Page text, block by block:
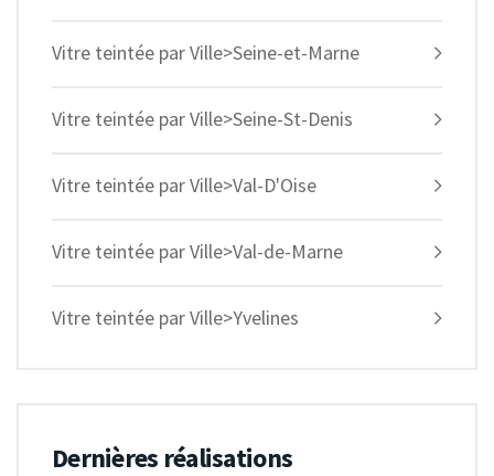
Vitre teintée par Ville>Seine-et-Marne
Vitre teintée par Ville>Seine-St-Denis
Vitre teintée par Ville>Val-D'Oise
Vitre teintée par Ville>Val-de-Marne
Vitre teintée par Ville>Yvelines
Dernières réalisations